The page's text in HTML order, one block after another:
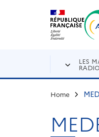
Aller au contenu principal
LES
Home